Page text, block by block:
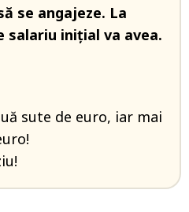
se angajeze. La
salariu inițial va avea.
sute de euro, iar mai